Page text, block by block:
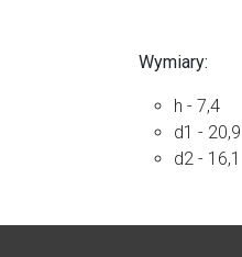
Wymiary:
h - 7,4
d1 - 20,9
d2 - 16,1